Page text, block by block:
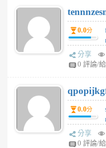
0.0分
分享
0 評論/
0.0分
分享
0 評論/